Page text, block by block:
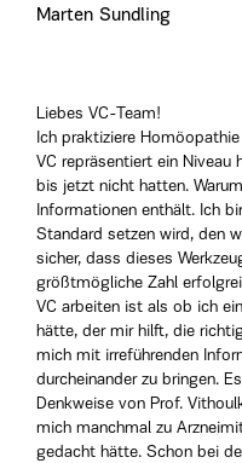
Marten Sundling
Liebes VC-Team!
Ich praktiziere
VC repräsentiert ein
bis jetzt nicht hatten.
Informationen enthält. Ich
Standard setzen wird, den
sicher, dass dieses
größtmögliche Zahl
VC arbeiten ist als ob ich
hätte, der mir hilft, die
mich mit irreführenden
durcheinander zu bringen.
Denkweise von Prof.
mich manchmal zu
gedacht hätte. Schon bei